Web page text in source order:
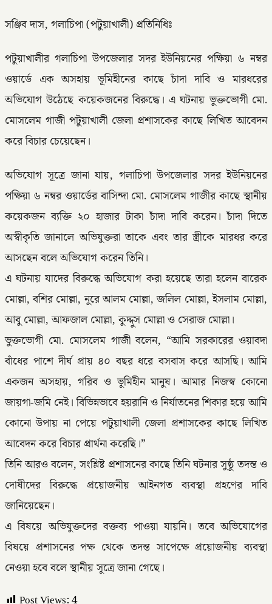
সঞ্জিব দাস, গলাচিপা (পটুয়াখালী) প্রতিনিধিঃ
পটুয়াখালীর গলাচিপা উপজেলার সদর ইউনিয়নের পক্ষিয়া ৬ নম্বর
ওয়ার্ডে এক অসহায় ভূমিহীনের কাছে চাঁদা দাবি ও মারধরের
অভিযোগ উঠেছে কয়েকজনের বিরুদ্ধে। এ ঘটনায় ভুক্তভোগী মো.
মোসলেম গাজী পটুয়াখালী জেলা প্রশাসকের কাছে লিখিত আবেদন
করে বিচার চেয়েছেন।
অভিযোগ সূত্রে জানা যায়, গলাচিপা উপজেলার সদর ইউনিয়নের
পক্ষিয়া ৬ নম্বর ওয়ার্ডের বাসিন্দা মো. মোসলেম গাজীর কাছে স্থানীয়
কয়েকজন ব্যক্তি ২০ হাজার টাকা চাঁদা দাবি করেন। চাঁদা দিতে
অস্বীকৃতি জানালে অভিযুক্তরা তাকে এবং তার স্ত্রীকে মারধর করে
আসছেন বলে অভিযোগ করেন তিনি।
এ ঘটনায় যাদের বিরুদ্ধে অভিযোগ করা হয়েছে তারা হলেন বারেক
মোল্লা, বশির মোল্লা, নুরে আলম মোল্লা, জলিল মোল্লা, ইসলাম মোল্লা,
আবু মোল্লা, আফজাল মোল্লা, কুদ্দুস মোল্লা ও সেরাজ মোল্লা।
ভুক্তভোগী মো. মোসলেম গাজী বলেন, “আমি সরকারের ওয়াবদা
বাঁধের পাশে দীর্ঘ প্রায় ৪০ বছর ধরে বসবাস করে আসছি। আমি
একজন অসহায়, গরিব ও ভূমিহীন মানুষ। আমার নিজস্ব কোনো
জায়গা-জমি নেই। বিভিন্নভাবে হয়রানি ও নির্যাতনের শিকার হয়ে আমি
কোনো উপায় না পেয়ে পটুয়াখালী জেলা প্রশাসকের কাছে লিখিত
আবেদন করে বিচার প্রার্থনা করেছি।”
তিনি আরও বলেন, সংশ্লিষ্ট প্রশাসনের কাছে তিনি ঘটনার সুষ্ঠু তদন্ত ও
দোষীদের বিরুদ্ধে প্রয়োজনীয় আইনগত ব্যবস্থা গ্রহণের দাবি
জানিয়েছেন।
এ বিষয়ে অভিযুক্তদের বক্তব্য পাওয়া যায়নি। তবে অভিযোগের
বিষয়ে প্রশাসনের পক্ষ থেকে তদন্ত সাপেক্ষে প্রয়োজনীয় ব্যবস্থা
নেওয়া হবে বলে স্থানীয় সূত্রে জানা গেছে।
Post Views:4